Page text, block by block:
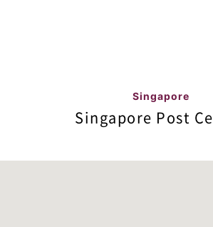
Singapore
Singapore Post